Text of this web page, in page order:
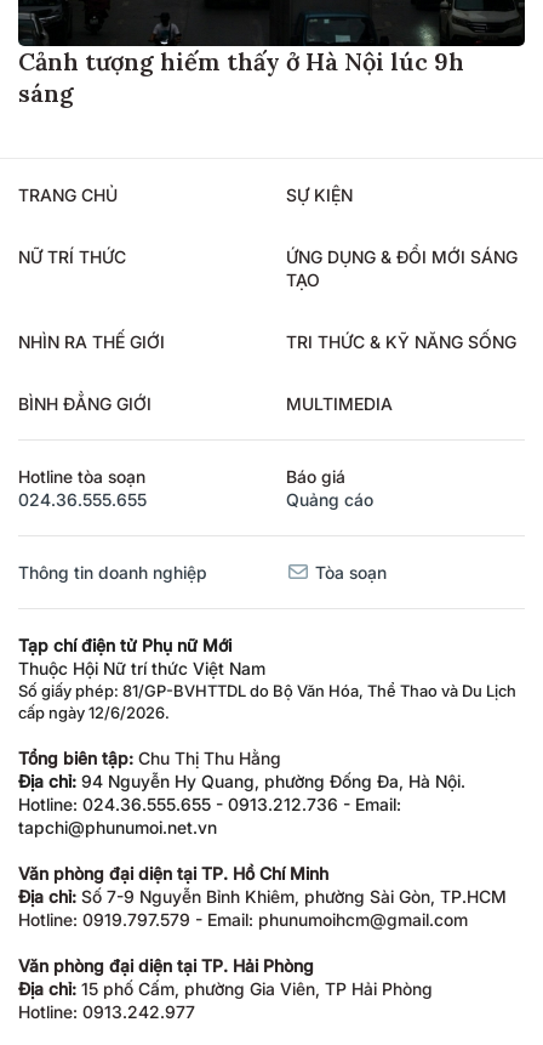
Cảnh tượng hiếm thấy ở Hà Nội lúc 9h
sáng
TRANG CHỦ SỰ KIỆN
NỮ TRÍ THỨC
ỨNG DỤNG & ĐỔI MỚI SÁNG
TẠO
NHÌN RA THẾ GIỚI TRI THỨC & KỸ NĂNG SỐNG
BÌNH ĐẲNG GIỚI MULTIMEDIA
Hotline tòa soạn
024.36.555.655
Báo giá
Quảng cáo
Thông tin doanh nghiệp Tòa soạn
Tạp chí điện tử Phụ nữ Mới
Thuộc Hội Nữ trí thức Việt Nam
Số giấy phép: 81/GP-BVHTTDL do Bộ Văn Hóa, Thể Thao và Du Lịch
cấp ngày 12/6/2026.
Tổng biên tập: Chu Thị Thu Hằng
Địa chỉ: 94 Nguyễn Hy Quang, phường Đống Đa, Hà Nội.
Hotline: 024.36.555.655 - 0913.212.736 - Email:
tapchi@phunumoi.net.vn
Văn phòng đại diện tại TP. Hồ Chí Minh
Địa chỉ: Số 7-9 Nguyễn Bỉnh Khiêm, phường Sài Gòn, TP.HCM
Hotline: 0919.797.579 - Email: phunumoihcm@gmail.com
Văn phòng đại diện tại TP. Hải Phòng
Địa chỉ: 15 phố Cấm, phường Gia Viên, TP Hải Phòng
Hotline: 0913.242.977